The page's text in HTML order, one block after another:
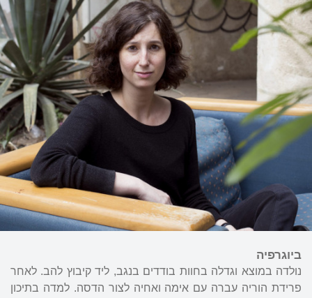
ביוגרפיה
נולדה במוצא וגדלה בחוות בודדים בנגב, ליד קיבוץ להב. לאחר
פרידת הוריה עברה עם אימה ואחיה לצור הדסה. למדה בתיכון